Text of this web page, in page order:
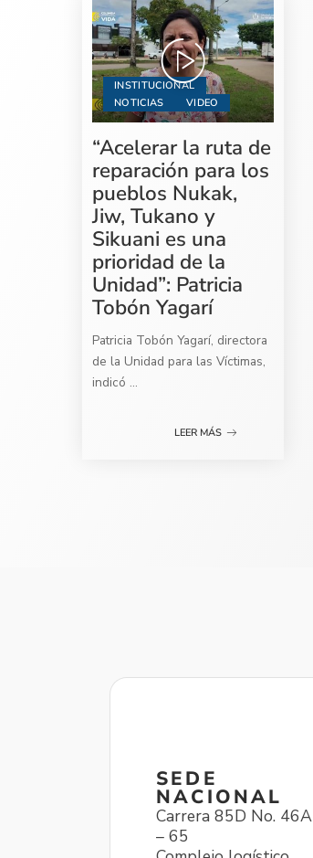
INSTITUCIONAL
NOTICIAS
VIDEO
“Acelerar la ruta de
reparación para los
pueblos Nukak,
Jiw, Tukano y
Sikuani es una
prioridad de la
Unidad”: Patricia
Tobón Yagarí
Patricia Tobón Yagarí, directora
de la Unidad para las Víctimas,
indicó ...
LEER MÁS
SEDE
NACIONAL
Carrera 85D No. 46A
– 65